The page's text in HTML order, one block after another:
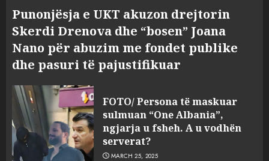
Punonjësja e UKT akuzon drejtorin
Skerdi Drenova dhe “bosen” Joana
Nano për abuzim me fondet publike
dhe pasuri të pajustifikuar
FOTO/ Persona të maskuar
sulmuan “One Albania”,
ngjarja u fsheh. A u vodhën
serverat?
MARCH 25, 2025